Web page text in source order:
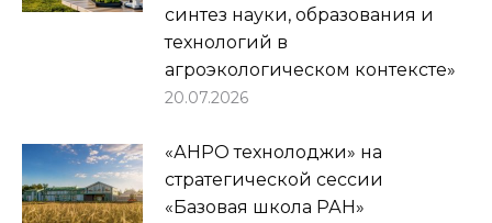
синтез науки, образования и
технологий в
агроэкологическом контексте»
20.07.2026
«АНРО технолоджи» на
стратегической сессии
«Базовая школа РАН»